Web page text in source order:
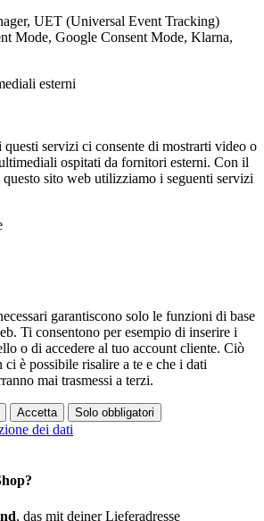
UET (Universal Event Tracking)
Mode, Google Consent Mode, Klarna,
esterni
questi servizi ci consente di mostrarti video o
ospitati da fornitori esterni. Con il
questo sito web utilizziamo i seguenti servizi
garantiscono solo le funzioni di base
Ti consentono per esempio di inserire i
o di accedere al tuo account cliente. Ciò
è possibile risalire a te e che i dati
mai trasmessi a terzi.
Accetta Solo obbligatori
dei dati
, das mit deiner Lieferadresse